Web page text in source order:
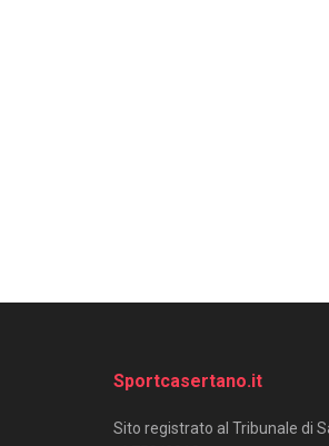
Sportcasertano.it
Sito registrato al Tribunale di